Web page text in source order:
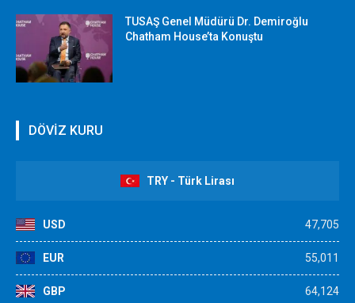
TUSAŞ Genel Müdürü Dr. Demiroğlu
Chatham House’ta Konuştu
DÖVİZ KURU
TRY - Türk Lirası
USD 47,705
EUR 55,011
GBP 64,124